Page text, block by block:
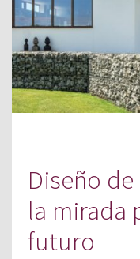
Diseño
la mirada
futuro